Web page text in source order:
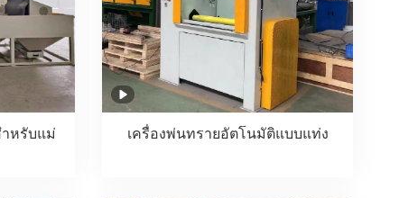
หรับแม่
เครื่องพ่นทรายอัตโนมัติแบบแท่ง